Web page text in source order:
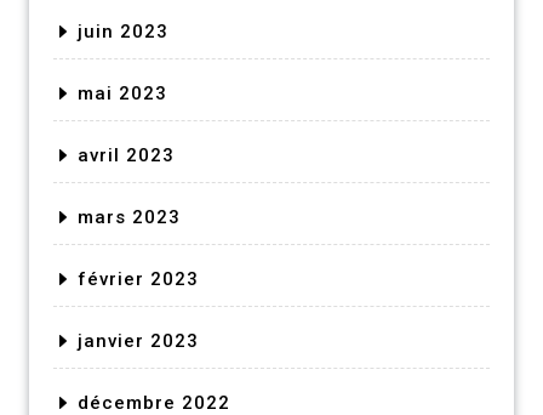
juin 2023
mai 2023
avril 2023
mars 2023
février 2023
janvier 2023
décembre 2022